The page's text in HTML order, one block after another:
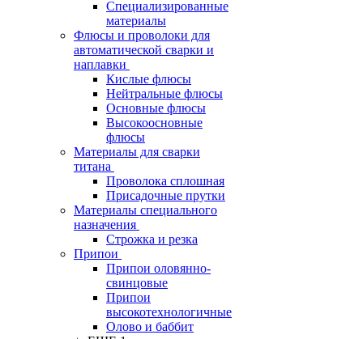
Специализированные
материалы
Флюсы и проволоки для
автоматической сварки и
наплавки
Кислые флюсы
Нейтральные флюсы
Основные флюсы
Высокоосновные
флюсы
Материалы для сварки
титана
Проволока сплошная
Присадочные прутки
Материалы специального
назначения
Строжка и резка
Припои
Припои оловянно-
свинцовые
Припои
высокотехнологичные
Олово и баббит